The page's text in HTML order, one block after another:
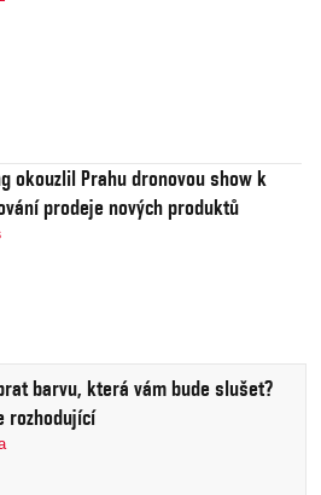
okouzlil Prahu dronovou show k
prodeje nových produktů
barvu, která vám bude slušet?
rozhodující